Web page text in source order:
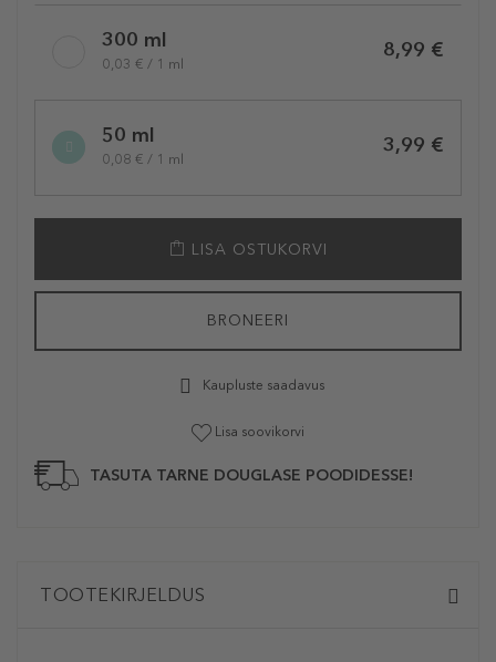
variation300 ml
0,03 € / 1 ml
8,99 €
50 ml
0,08 € / 1 ml
3,99 €
LISA OSTUKORVI
BRONEERI
Kaupluste saadavus
Lisa soovikorvi
TASUTA TARNE DOUGLASE POODIDESSE!
TOOTEKIRJELDUS